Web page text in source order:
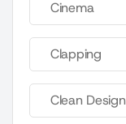
Cinema
Clapping
Clean Design